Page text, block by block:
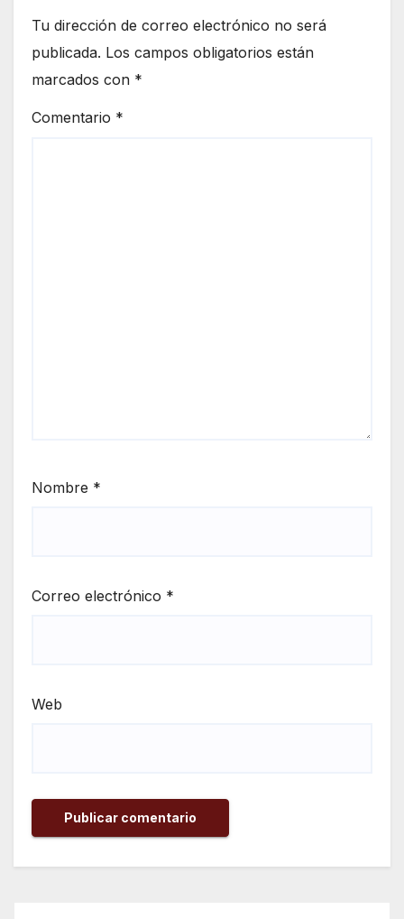
Tu dirección de correo electrónico no será
publicada. Los campos obligatorios están
marcados con *
Comentario *
Nombre *
Correo electrónico *
Web